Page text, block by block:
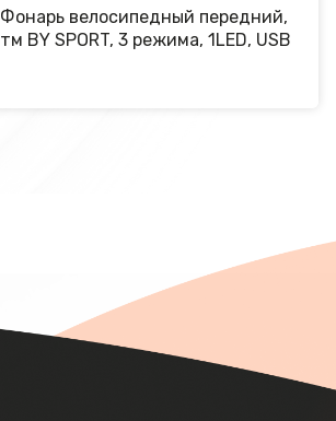
Фонарь велосипедный передний,
тм BY SPORT, 3 режима, 1LED, USB